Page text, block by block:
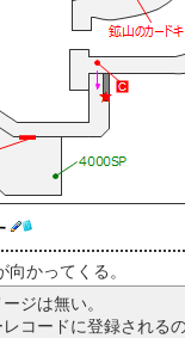
向かってくる。
ジは無い。
コードに登録される